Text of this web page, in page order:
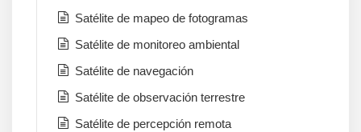
Satélite de mapeo de fotogramas
Satélite de monitoreo ambiental
Satélite de navegación
Satélite de observación terrestre
Satélite de percepción remota